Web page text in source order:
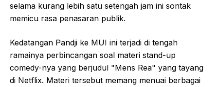
selama kurang lebih satu setengah jam ini sontak
memicu rasa penasaran publik.
Kedatangan Pandji ke MUI ini terjadi di tengah
ramainya perbincangan soal materi stand-up
comedy-nya yang berjudul "Mens Rea" yang tayang
di Netflix. Materi tersebut memang menuai berbagai